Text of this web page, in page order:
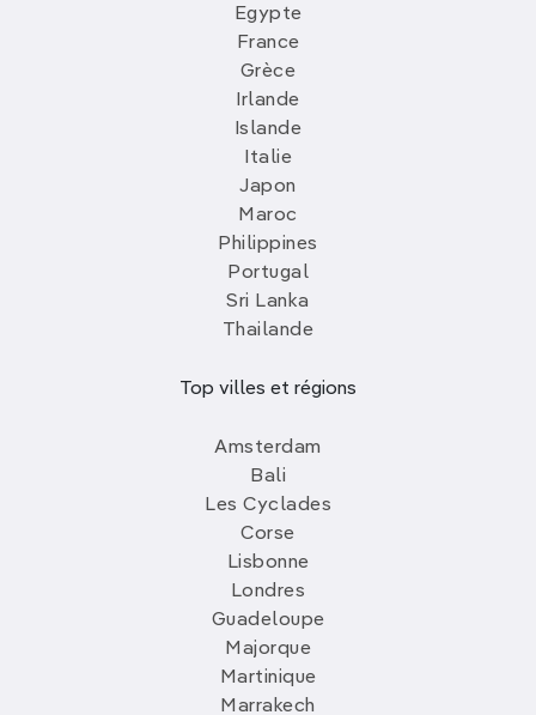
Egypte
France
Grèce
Irlande
Islande
Italie
Japon
Maroc
Philippines
Portugal
Sri Lanka
Thailande
Top villes et régions
Amsterdam
Bali
Les Cyclades
Corse
Lisbonne
Londres
Guadeloupe
Majorque
Martinique
Marrakech